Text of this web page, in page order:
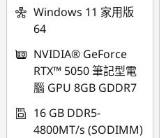
Windows 11 家用版
64
NVIDIA® GeForce
RTX™ 5050 筆記型電
腦 GPU 8GB GDDR7
16 GB DDR5-
4800MT/s (SODIMM)